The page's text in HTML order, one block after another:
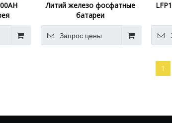
Литий железо фосфатные
батареи
Запрос цены
1